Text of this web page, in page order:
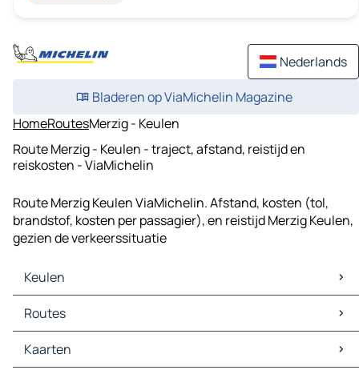
Nederlands
Bladeren op ViaMichelin Magazine
HomeRoutesMerzig - Keulen
Route Merzig - Keulen - traject, afstand, reistijd en
reiskosten - ViaMichelin
Route Merzig Keulen ViaMichelin. Afstand, kosten (tol,
brandstof, kosten per passagier), en reistijd Merzig Keulen,
gezien de verkeerssituatie
Keulen
Keulen Kaarten
Keulen Verkeer
Keulen Hotels
Keulen Restaurants
Routes
Routes Keulen - Düsseldorf
Routes Keulen - Essen
Kaarten